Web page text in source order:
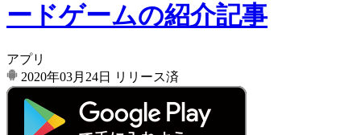
ードゲームの紹介記事
アプリ
2020年03月24日
リリース済